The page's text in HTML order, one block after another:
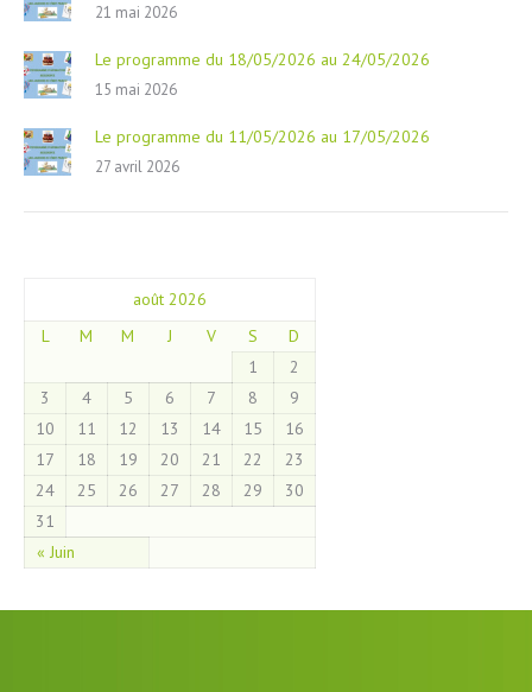
21 mai 2026
Le programme du 18/05/2026 au 24/05/2026
15 mai 2026
Le programme du 11/05/2026 au 17/05/2026
27 avril 2026
août 2026
L
M M J V S D
« Juin
1
2
3
4 5 6 7 8
9
10
11 12 13 14 15
16
17
18 19 20 21 22
23
24
25 26 27 28 29
30
31